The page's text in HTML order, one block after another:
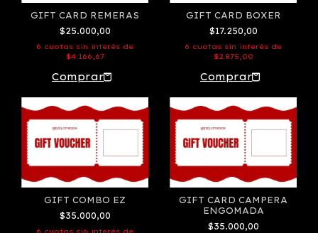
GIFT CARD REMERAS
$25.000,00
6 cuotas sin interés de
$4.166,67
GIFT CARD BOXER
$17.250,00
6 cuotas sin interés de
$2.875,00
GIFT COMBO EZ
$35.000,00
GIFT CARD CAMPERA
ENGOMADA
$35.000,00